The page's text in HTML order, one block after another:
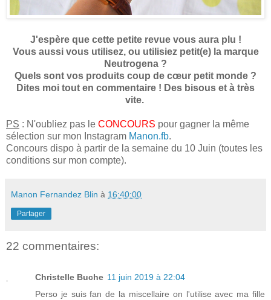
J'espère que cette petite revue vous aura plu !
Vous aussi vous utilisez, ou utilisiez petit(e) la marque
Neutrogena ?
Quels sont vos produits coup de cœur petit monde ?
Dites moi tout en commentaire ! Des bisous et à très
vite.
PS : N'oubliez pas le CONCOURS pour gagner la même
sélection sur mon Instagram Manon.fb.
Concours dispo à partir de la semaine du 10 Juin (toutes les
conditions sur mon compte).
Manon Fernandez Blin à 16:40:00
Partager
22 commentaires:
Christelle Buche 11 juin 2019 à 22:04
Perso je suis fan de la miscellaire on l'utilise avec ma fille